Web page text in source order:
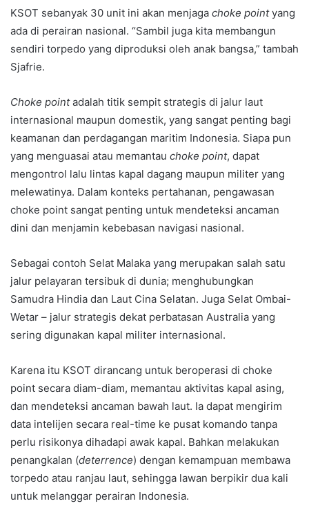
KSOT sebanyak 30 unit ini akan menjaga choke pointyang
ada di perairan nasional. “Sambil juga kita membangun
sendiri torpedo yang diproduksi oleh anak bangsa,” tambah
Sjafrie.
Choke pointadalah titik sempit strategis di jalur laut
internasional maupun domestik, yang sangat penting bagi
keamanan dan perdagangan maritim Indonesia. Siapa pun
yang menguasai atau memantau choke point, dapat
mengontrol lalu lintas kapal dagang maupun militer yang
melewatinya. Dalam konteks pertahanan, pengawasan
choke point sangat penting untuk mendeteksi ancaman
dini dan menjamin kebebasan navigasi nasional.
Sebagai contoh Selat Malaka yang merupakan salah satu
jalur pelayaran tersibuk di dunia; menghubungkan
Samudra Hindia dan Laut Cina Selatan. Juga Selat Ombai-
Wetar – jalur strategis dekat perbatasan Australia yang
sering digunakan kapal militer internasional.
Karena itu KSOT dirancang untuk beroperasi di choke
point secara diam-diam, memantau aktivitas kapal asing,
dan mendeteksi ancaman bawah laut. Ia dapat mengirim
data intelijen secara real-time ke pusat komando tanpa
perlu risikonya dihadapi awak kapal. Bahkan melakukan
penangkalan (deterrence) dengan kemampuan membawa
torpedo atau ranjau laut, sehingga lawan berpikir dua kali
untuk melanggar perairan Indonesia.